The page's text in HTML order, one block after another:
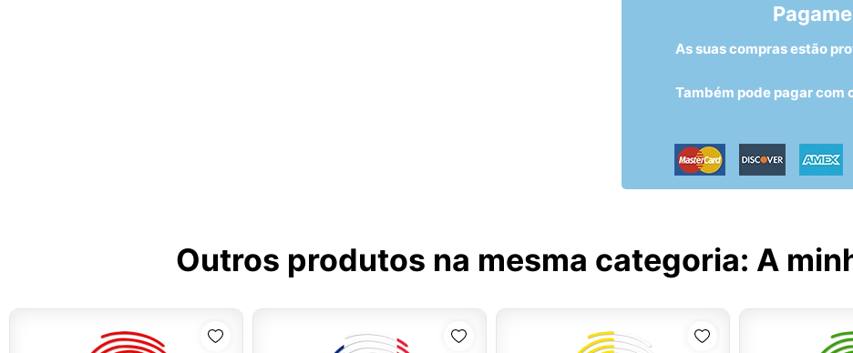
As suas compras estão
Também pode pagar com
Outros produtos na mesma categoria: A